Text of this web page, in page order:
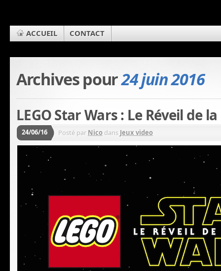
ACCUEIL CONTACT
Archives pour24 juin 2016
LEGO Star Wars : Le Réveil de
24/06/16 Posté par Nico dans Jeux video